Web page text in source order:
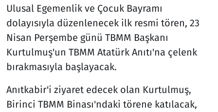
Ulusal Egemenlik ve Çocuk Bayramı
dolayısıyla düzenlenecek ilk resmi tören, 23
Nisan Perşembe günü TBMM Başkanı
Kurtulmuş'un TBMM Atatürk Anıtı'na çelenk
bırakmasıyla başlayacak.
Anıtkabir'i ziyaret edecek olan Kurtulmuş,
Birinci TBMM Binası'ndaki törene katılacak,